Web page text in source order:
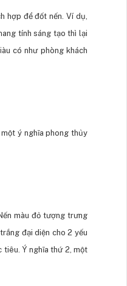
hợp để đốt nến. Ví dụ,
tính sáng tạo thì lại
có như phòng khách
ý nghĩa phong thủy
màu đỏ tượng trưng
đại diện cho 2 yếu
Ý nghĩa thứ 2, một